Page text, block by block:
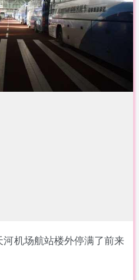
机场航站楼外停满了前来